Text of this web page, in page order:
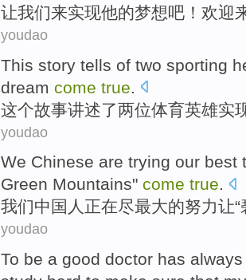
让我们来实现他的梦想吧！ 欢迎
youdao
This story tells of two sporting
dream come true
这个故事讲述了两位体育英雄实
youdao
We Chinese are trying our best
Green Mountains" come true.
我们中国人 正在尽最大的努力让“
youdao
To be a good doctor has